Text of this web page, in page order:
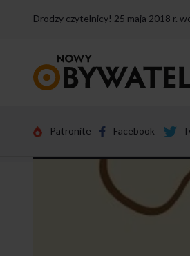
Drodzy czytelnicy! 25 maja 2018 r.
Patronite Facebook